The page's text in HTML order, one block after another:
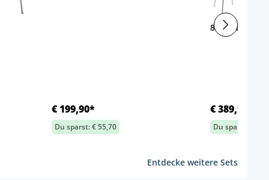
€ 199,90*
Du sparst: € 55,70
8x
€ 389,90*
Du sparst: €
Entdecke weitere Sets